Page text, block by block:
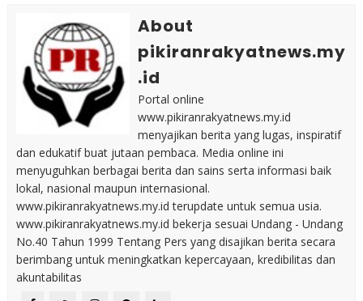
About
pikiranrakyatnews.my
.id
Portal online
www.pikiranrakyatnews.my.id
menyajikan berita yang lugas, inspiratif
dan edukatif buat jutaan pembaca. Media online ini
menyuguhkan berbagai berita dan sains serta informasi baik
lokal, nasional maupun internasional.
www.pikiranrakyatnews.my.id terupdate untuk semua usia.
www.pikiranrakyatnews.my.id bekerja sesuai Undang - Undang
No.40 Tahun 1999 Tentang Pers yang disajikan berita secara
berimbang untuk meningkatkan kepercayaan, kredibilitas dan
akuntabilitas